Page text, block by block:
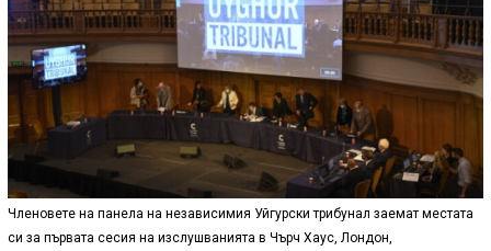
Членовете на панела на независимия Уйгурски трибунал заемат местата
си за първата сесия на изслушванията в Чърч Хаус, Лондон,